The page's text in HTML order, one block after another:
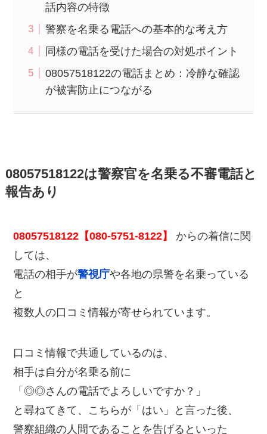
話内容の特徴
警察を名乗る電話への基本的な考え方
同様の電話を受けた場合の対処ポイント
08057518122の電話まとめ：冷静な確認
が被害防止につながる
08057518122は警察官を名乗る不審電話と
報告あり
08057518122【080-5751-8122】
からの着信に関
しては、
電話の相手が警視庁や各地の県警を名乗っている
と
複数人の口コミ情報が寄せられています。
口コミ情報で共通しているのは、
相手は自分が名乗る前に
「◎◎さんの電話でよろしいですか？」
と尋ねてきて、こちらが「はい」と言った後、
警察組織の人間であることを告げるといった